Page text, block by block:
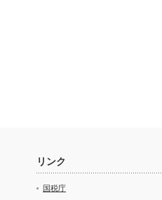
リンク
国税庁